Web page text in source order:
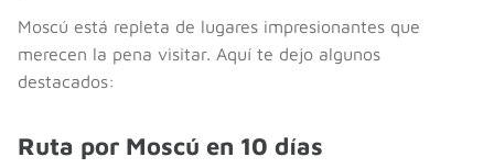
Moscú está repleta de lugares impresionantes que
merecen la pena visitar. Aquí te dejo algunos
destacados:
Ruta por Moscú en 10 días